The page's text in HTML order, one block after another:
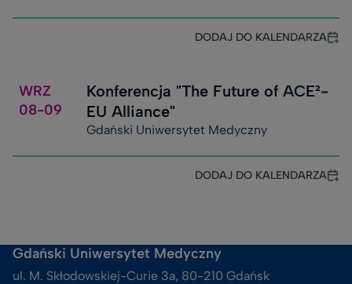
DODAJ DO KALENDARZA
WRZ
08-09
Konferencja "The Future of ACE²-
EU Alliance"
Gdański Uniwersytet Medyczny
DODAJ DO KALENDARZA
Gdański Uniwersytet Medyczny
ul. M. Skłodowskiej-Curie 3a, 80-210 Gdańsk